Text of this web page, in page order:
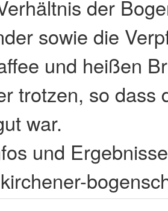
der
sowie die
und heißen
trotzen, so dass
war.
und